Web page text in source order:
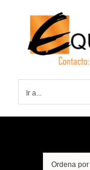
contenido
Ir a...
Ordena por